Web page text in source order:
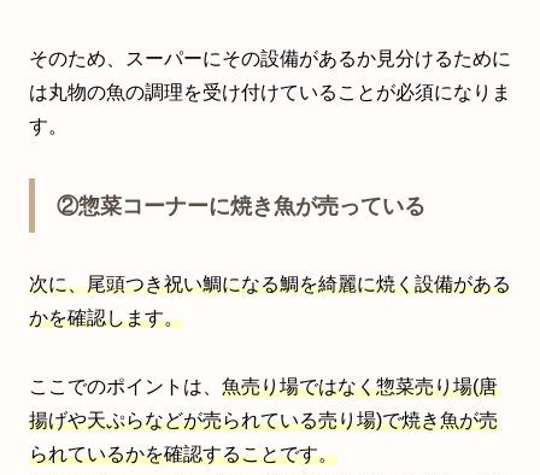
そのため、スーパーにその設備があるか見分けるために
は丸物の魚の調理を受け付けていることが必須になりま
す。
②惣菜コーナーに焼き魚が売っている
次に、尾頭つき祝い鯛になる鯛を綺麗に焼く設備がある
かを確認します。
ここでのポイントは、 魚売り場ではなく惣菜売り場(唐
揚げや天ぷらなどが売られている売り場)で焼き魚が売
られているかを確認することです。